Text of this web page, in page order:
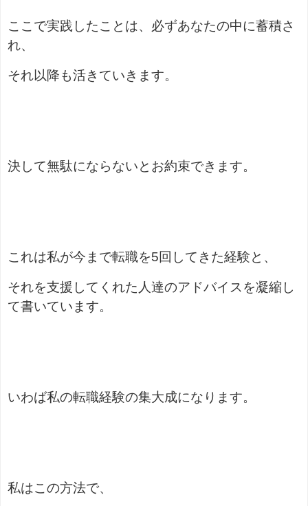
ここで実践したことは、必ずあなたの中に蓄積さ
れ、
それ以降も活きていきます。
決して無駄にならないとお約束できます。
これは私が今まで転職を5回してきた経験と、
それを支援してくれた人達のアドバイスを凝縮し
て書いています。
いわば私の転職経験の集大成になります。
私はこの方法で、